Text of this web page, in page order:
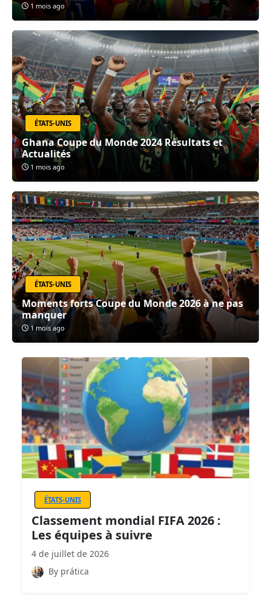
1 mois ago
ÉTATS-UNIS
Ghana Coupe du Monde 2024 Résultats et
Actualités
1 mois ago
ÉTATS-UNIS
Moments forts Coupe du Monde 2026 à ne pas
manquer
1 mois ago
ÉTATS-UNIS
Classement mondial FIFA 2026 :
Les équipes à suivre
4 de juillet de 2026
By prática